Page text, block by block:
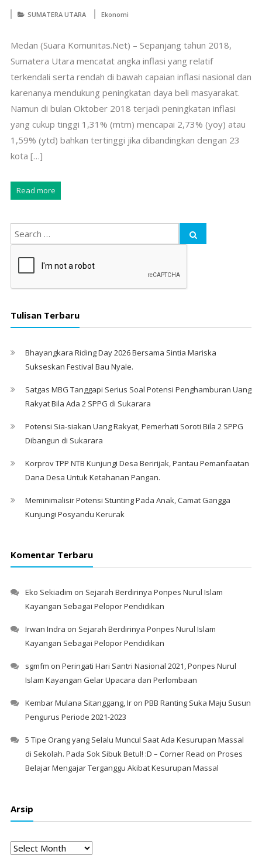
SUMATERA UTARA Ekonomi
Medan (Suara Komunitas.Net) – Sepanjang tahun 2018,
Sumatera Utara mencatat angka inflasi yang relatif
terkendali serta rendah di bawah capaian inflasi nasional dan
karenanya mendukung peningkatan daya beli masyarakat.
Namun di bulan Oktober 2018 terjadi peningkatan inflasi
yang cukup tinggi 1,31% (mtm) mencapai 2,73% (yoy) atau
1,59% (ytd) bahkan tertinggi jika dibandingkan dengan 23
kota […]
Read more
Tulisan Terbaru
Bhayangkara Riding Day 2026 Bersama Sintia Mariska
Sukseskan Festival Bau Nyale. ‎
Satgas MBG Tanggapi Serius Soal Potensi Penghamburan Uang
Rakyat Bila Ada 2 SPPG di Sukarara
Potensi Sia-siakan Uang Rakyat, Pemerhati Soroti Bila 2 SPPG
Dibangun di Sukarara
Korprov TPP NTB Kunjungi Desa Beririjak, Pantau Pemanfaatan
Dana Desa Untuk Ketahanan Pangan.
Meminimalisir Potensi Stunting Pada Anak, Camat Gangga
Kunjungi Posyandu Kerurak
Komentar Terbaru
Eko Sekiadim on Sejarah Berdirinya Ponpes Nurul Islam
Kayangan Sebagai Pelopor Pendidikan
Irwan Indra on Sejarah Berdirinya Ponpes Nurul Islam
Kayangan Sebagai Pelopor Pendidikan
sgmfm on Peringati Hari Santri Nasional 2021, Ponpes Nurul
Islam Kayangan Gelar Upacara dan Perlombaan
Kembar Mulana Sitanggang, Iron PBB Ranting Suka Maju Susun
Pengurus Periode 2021-2023
5 Tipe Orang yang Selalu Muncul Saat Ada Kesurupan Massal
di Sekolah. Pada Sok Sibuk Betul! :D – Corner Read on Proses
Belajar Mengajar Terganggu Akibat Kesurupan Massal
Arsip
Arsip